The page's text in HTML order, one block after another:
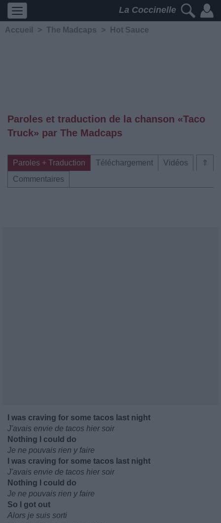
La Coccinelle
Accueil > The Madcaps > Hot Sauce
Paroles et traduction de la chanson «Taco
Truck» par The Madcaps
⇑
Paroles + Traduction Téléchargement
Vidéos
Commentaires
I was craving for some tacos last night
J'avais envie de tacos hier soir
Nothing I could do
Je ne pouvais rien y faire
I was craving for some tacos last night
J'avais envie de tacos hier soir
Nothing I could do
Je ne pouvais rien y faire
So I got out
Alors je suis sorti